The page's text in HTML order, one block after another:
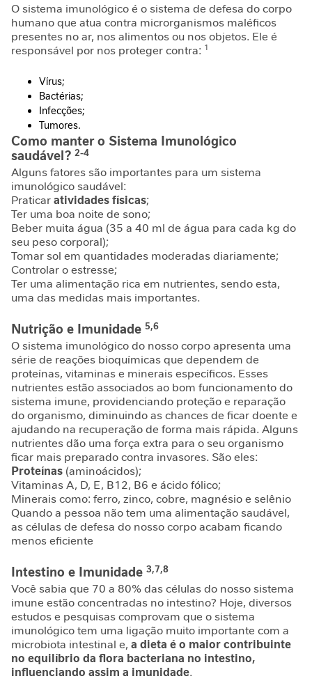
o
r
n
a
a
G
L
P
-
1
P
e
r
f
o
r
m
a
c
e
S
a
ú
d
e
F
e
m
i
n
i
n
a
C
i
d
a
d
o
M
O sistema imunológico é o sistema de defesa do corpo
humano que atua contra microrganismos maléficos
presentes no ar, nos alimentos ou nos objetos. Ele é
responsável por nos proteger contra: 1
Vírus;
Bactérias;
Infecções;
Tumores.
Como manter o Sistema Imunológico
saudável? 2-4
Alguns fatores são importantes para um sistema
imunológico saudável:
Praticaratividades físicas;
Ter uma boa noite de sono;
Beber muita água (35 a 40 ml de água para cada kg do
seu peso corporal);
Tomar sol em quantidades moderadas diariamente;
Controlar o estresse;
Ter uma alimentação rica em nutrientes, sendo esta,
uma das medidas mais importantes.
Nutrição e Imunidade 5,6
O sistema imunológico do nosso corpo apresenta uma
série de reações bioquímicas que dependem de
proteínas, vitaminas e minerais específicos. Esses
nutrientes estão associados ao bom funcionamento do
sistema imune, providenciando proteção e reparação
do organismo, diminuindo as chances de ficar doente e
ajudando na recuperação de forma mais rápida. Alguns
nutrientes dão uma força extra para o seu organismo
ficar mais preparado contra invasores. São eles:
Proteínas (aminoácidos);
Vitaminas A, D, E, B12, B6 e ácido fólico;
Minerais como: ferro, zinco, cobre, magnésio e selênio
Quando a pessoa não tem uma alimentação saudável,
as células de defesa do nosso corpo acabam ficando
menos eficiente
Intestino e Imunidade 3,7,8
Você sabia que 70 a 80% das células do nosso sistema
imune estão concentradas no intestino? Hoje, diversos
estudos e pesquisas comprovam que o sistema
imunológico tem uma ligação muito importante com a
microbiota intestinal e, a dieta é o maior contribuinte
no equilíbrio da flora bacteriana no intestino,
influenciando assim a imunidade.